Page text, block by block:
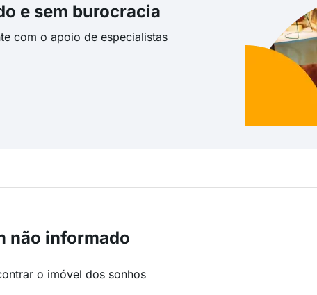
e sem burocracia
com o apoio de especialistas
não informado
o imóvel dos sonhos